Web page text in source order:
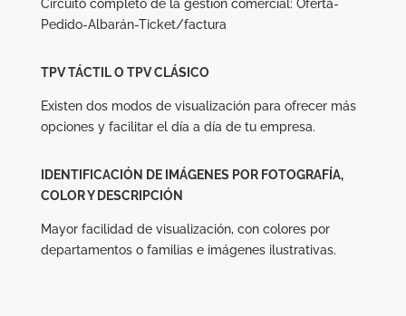
Circuito completo de la gestión comercial: Oferta-
Pedido-Albarán-Ticket/factura
TPV TÁCTIL O TPV CLÁSICO
Existen dos modos de visualización para ofrecer más
opciones y facilitar el día a día de tu empresa.
IDENTIFICACIÓN DE IMÁGENES POR FOTOGRAFÍA,
COLOR Y DESCRIPCIÓN
Mayor facilidad de visualización, con colores por
departamentos o familias e imágenes ilustrativas.